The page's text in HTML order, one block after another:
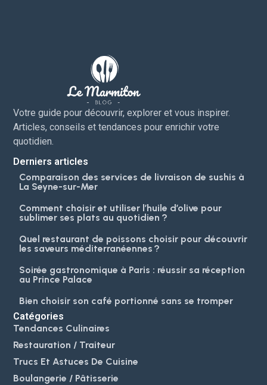
Votre guide pour découvrir, explorer et vous inspirer.
Articles, conseils et tendances pour enrichir votre
quotidien.
Derniers articles
Comparaison des services de livraison de sushis à
La Seyne-sur-Mer
Comment choisir et utiliser l’huile d’olive pour
sublimer ses plats au quotidien ?
Quel restaurant de poissons choisir pour découvrir
les saveurs méditerranéennes ?
Soirée gastronomique à Paris : réussir sa réception
au Prince Palace
Bien choisir son café portionné sans se tromper
Catégories
Tendances Culinaires
Restauration / Traiteur
Trucs Et Astuces De Cuisine
Boulangerie / Pâtisserie